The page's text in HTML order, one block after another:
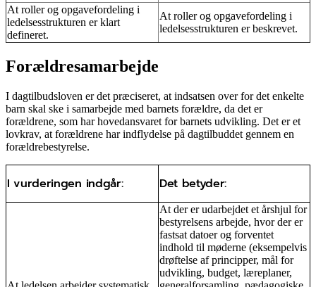
At roller og opgavefordeling i
ledelsesstrukturen er klart
defineret.
At roller og opgavefordeling i
ledelsesstrukturen er beskrevet.
Forældresamarbejde
I dagtilbudsloven er det præciseret, at indsatsen over for det enkelte
barn skal ske i samarbejde med barnets forældre, da det er
forældrene, som har hovedansvaret for barnets udvikling. Det er et
lovkrav, at forældrene har indflydelse på dagtilbuddet gennem en
forældrebestyrelse.
I vurderingen indgår: Det betyder:
At der er udarbejdet et årshjul for
bestyrelsens arbejde, hvor der er
fastsat datoer og forventet
indhold til møderne (eksempelvis
drøftelse af principper, mål for
udvikling, budget, læreplaner,